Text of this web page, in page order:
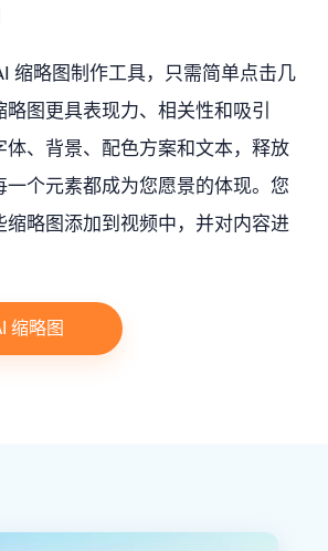
缩略图制作工具，只需简单点击几
图更具表现力、相关性和吸引
体、背景、配色方案和文本，释放
一个元素都成为您愿景的体现。您
缩略图添加到视频中，并对内容进
缩略图